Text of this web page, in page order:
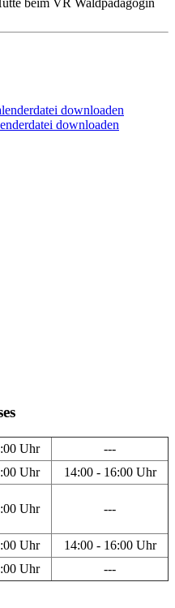
beim VR Waldpädagogin
downloaden
downloaden
Uhr
---
Uhr 14:00 - 16:00 Uhr
Uhr ---
Uhr
14:00 - 16:00 Uhr
Uhr ---